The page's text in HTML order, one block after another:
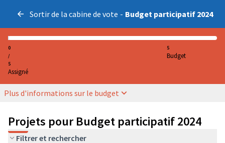
Sortir de la cabine de vote - Budget participatif 2024
0
/
5
Assigné
5
Budget
Plus d'informations sur le budget
Projets pour Budget participatif 2024
Filtrer et rechercher